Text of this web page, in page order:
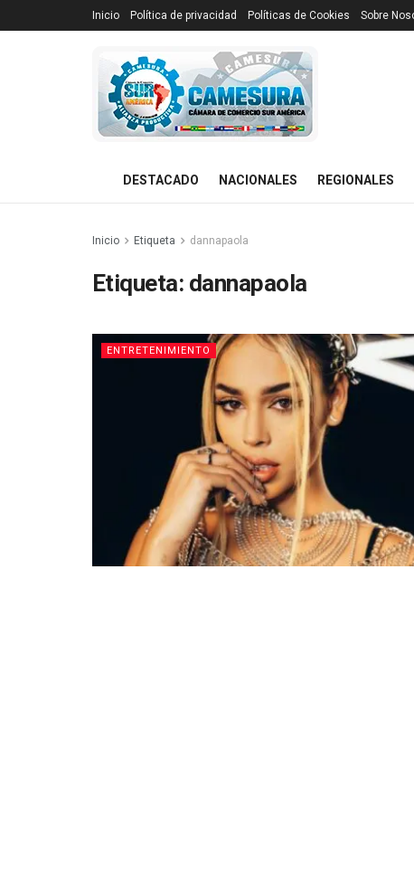
Inicio Política de privacidad Políticas de Cookies Sobre
DESTACADO NACIONALES REGIONALES
Inicio Etiqueta dannapaola
Etiqueta: dannapaola
ENTRETENIMIENTO